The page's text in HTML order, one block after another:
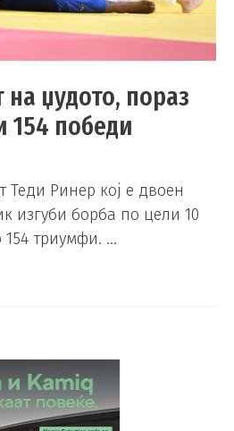
џудото, пораз
154 победи
Теди Ринер кој е двоен
изгуби борба по цели 10
триумфи. …